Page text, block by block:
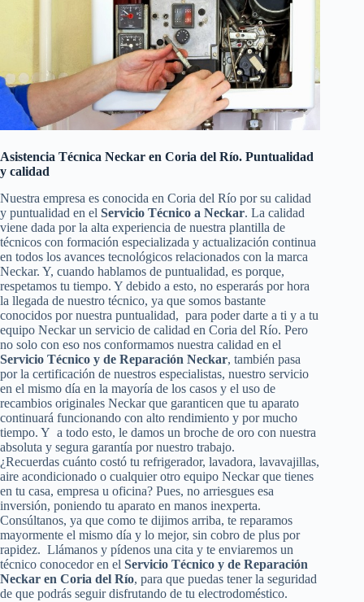
Asistencia Técnica Neckar en Coria del Río. Puntualidad
y calidad
Nuestra empresa es conocida en Coria del Río por su calidad
y puntualidad en el Servicio Técnico a Neckar. La calidad
viene dada por la alta experiencia de nuestra plantilla de
técnicos con formación especializada y actualización continua
en todos los avances tecnológicos relacionados con la marca
Neckar. Y, cuando hablamos de puntualidad, es porque,
respetamos tu tiempo. Y debido a esto, no esperarás por hora
la llegada de nuestro técnico, ya que somos bastante
conocidos por nuestra puntualidad, para poder darte a ti y a tu
equipo Neckar un servicio de calidad en Coria del Río. Pero
no solo con eso nos conformamos nuestra calidad en el
Servicio Técnico y de Reparación Neckar, también pasa
por la certificación de nuestros especialistas, nuestro servicio
en el mismo día en la mayoría de los casos y el uso de
recambios originales Neckar que garanticen que tu aparato
continuará funcionando con alto rendimiento y por mucho
tiempo. Y a todo esto, le damos un broche de oro con nuestra
absoluta y segura garantía por nuestro trabajo.
¿Recuerdas cuánto costó tu refrigerador, lavadora, lavavajillas,
aire acondicionado o cualquier otro equipo Neckar que tienes
en tu casa, empresa u oficina? Pues, no arriesgues esa
inversión, poniendo tu aparato en manos inexperta.
Consúltanos, ya que como te dijimos arriba, te reparamos
mayormente el mismo día y lo mejor, sin cobro de plus por
rapidez. Llámanos y pídenos una cita y te enviaremos un
técnico conocedor en el Servicio Técnico y de Reparación
Neckar en Coria del Río, para que puedas tener la seguridad
de que podrás seguir disfrutando de tu electrodoméstico.